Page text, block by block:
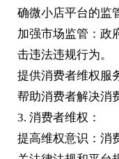
确微小店平台的监
加强市场监管：政
击违法违规行为。
提供消费者维权服
帮助消费者解决消
3. 消费者维权：
提高维权意识：消